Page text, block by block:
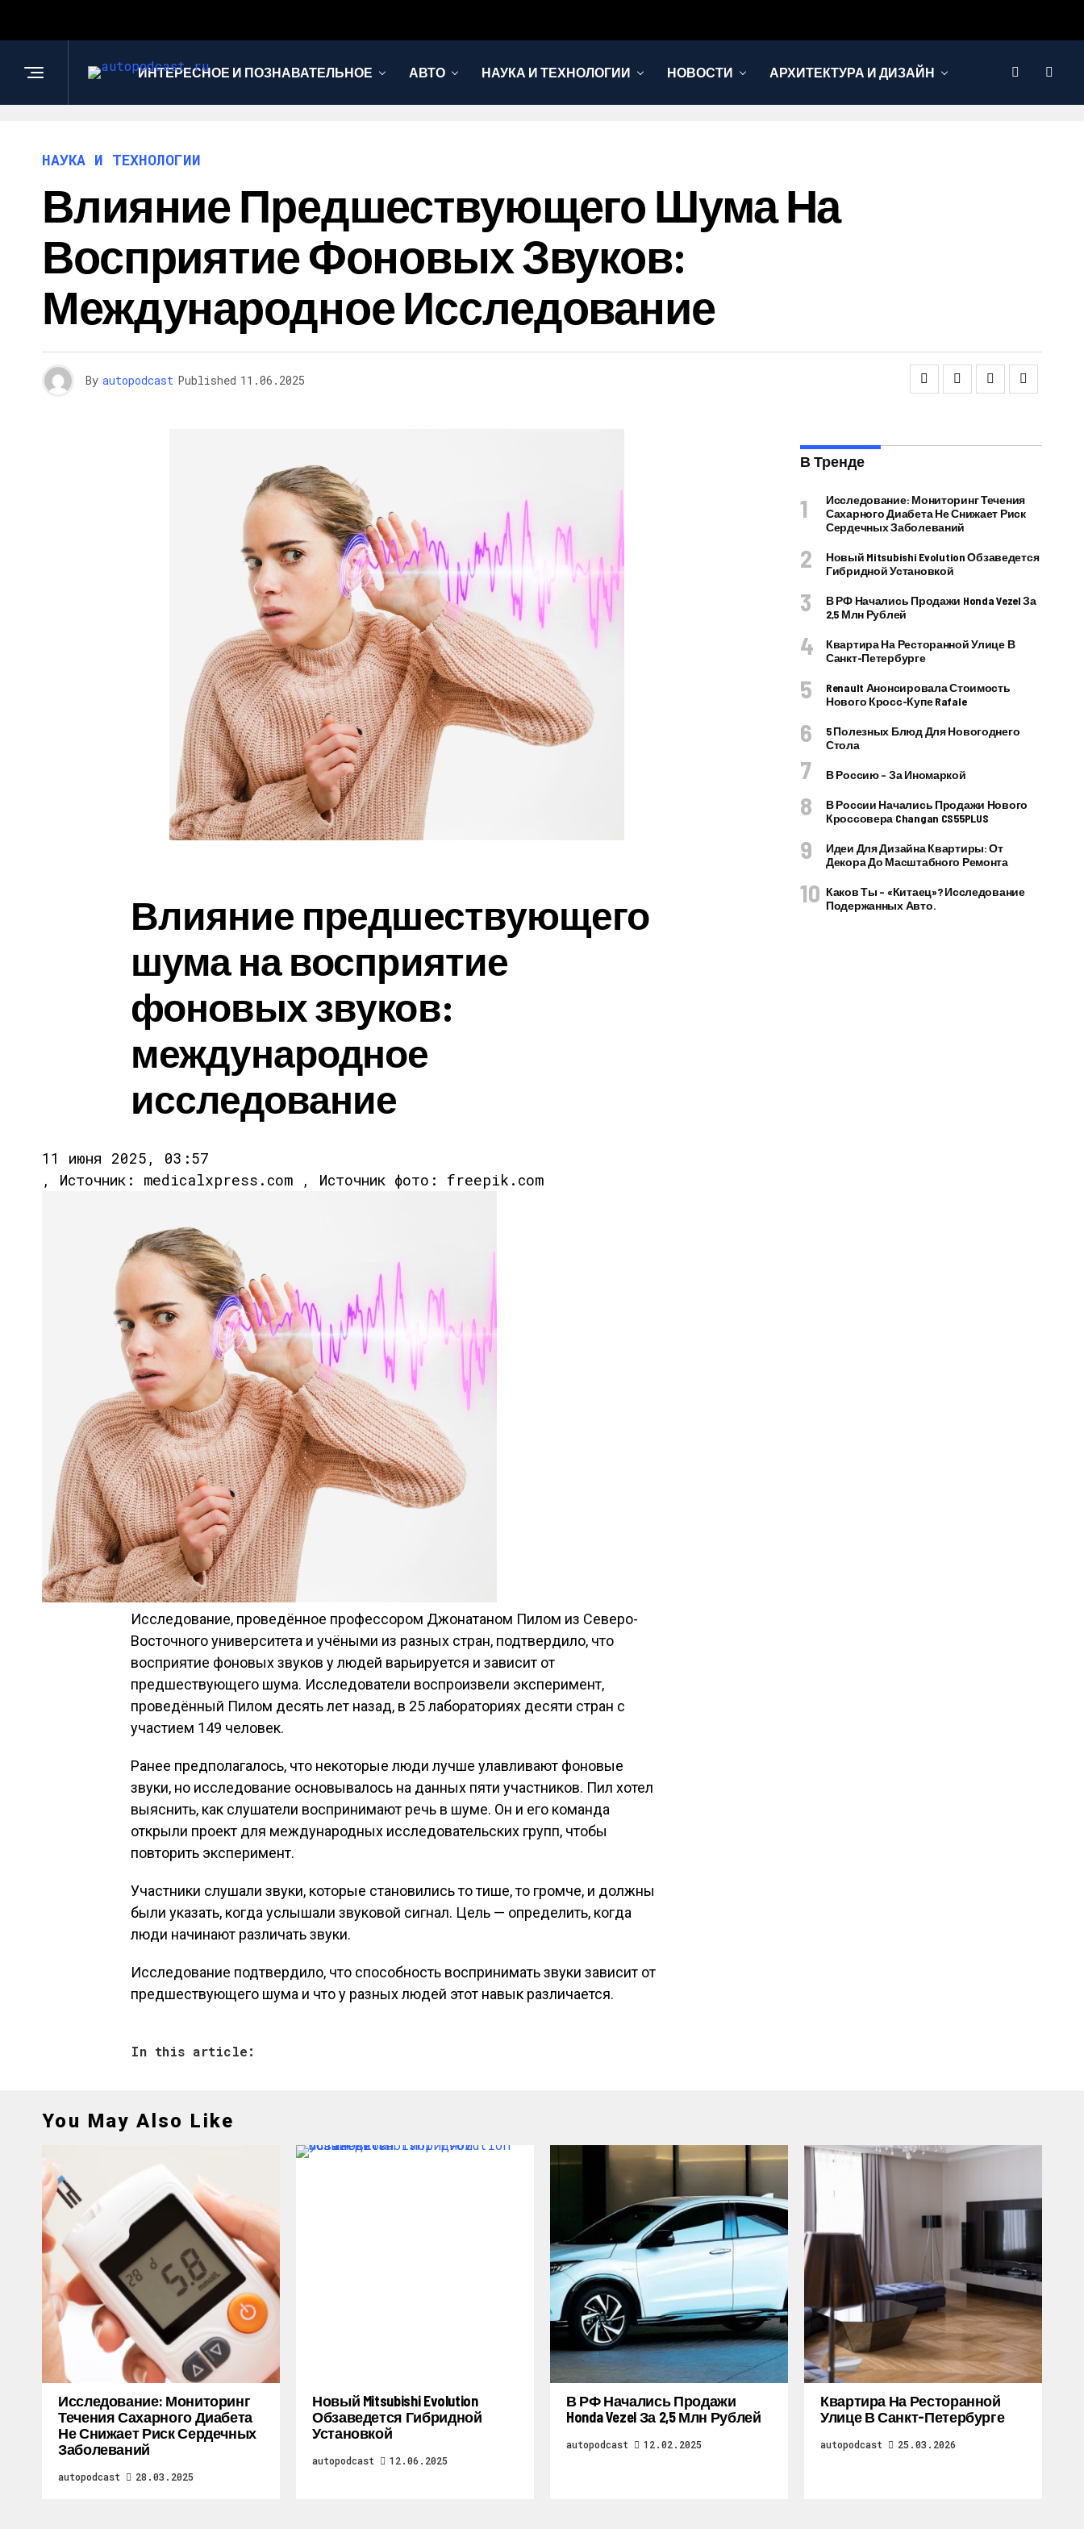
ИНТЕРЕСНОЕ И ПОЗНАВАТЕЛЬНОЕ АВТО НАУКА И ТЕХНОЛОГИИ НОВОСТИ АРХИТЕКТУРА И ДИЗАЙН
НАУКА И ТЕХНОЛОГИИ
Влияние Предшествующего Шума На
Восприятие Фоновых Звуков:
Международное Исследование
By autopodcast Published 11.06.2025
Влияние предшествующего
шума на восприятие
фоновых звуков:
международное
исследование
11 июня 2025, 03:57
, Источник: medicalxpress.com , Источник фото: freepik.com
Исследование, проведённое профессором Джонатаном Пилом из Северо-
Восточного университета и учёными из разных стран, подтвердило, что
восприятие фоновых звуков у людей варьируется и зависит от
предшествующего шума. Исследователи воспроизвели эксперимент,
проведённый Пилом десять лет назад, в 25 лабораториях десяти стран с
участием 149 человек.
Ранее предполагалось, что некоторые люди лучше улавливают фоновые
звуки, но исследование основывалось на данных пяти участников. Пил хотел
выяснить, как слушатели воспринимают речь в шуме. Он и его команда
открыли проект для международных исследовательских групп, чтобы
повторить эксперимент.
Участники слушали звуки, которые становились то тише, то громче, и должны
были указать, когда услышали звуковой сигнал. Цель — определить, когда
люди начинают различать звуки.
Исследование подтвердило, что способность воспринимать звуки зависит от
предшествующего шума и что у разных людей этот навык различается.
In this article:
В Тренде
Исследование: Мониторинг Течения
Сахарного Диабета Не Снижает Риск
Сердечных Заболеваний
Новый Mitsubishi Evolution Обзаведется
Гибридной Установкой
В РФ Начались Продажи Honda Vezel За
2,5 Млн Рублей
Квартира На Ресторанной Улице В
Санкт-Петербурге
Renault Анонсировала Стоимость
Нового Кросс-Купе Rafale
5 Полезных Блюд Для Новогоднего
Стола
В Россию – За Иномаркой
В России Начались Продажи Нового
Кроссовера Changan CS55PLUS
Идеи Для Дизайна Квартиры: От
Декора До Масштабного Ремонта
Каков Ты – «китаец»? Исследование
Подержанных Авто.
You May Also Like
Исследование: Мониторинг
Течения Сахарного Диабета
Не Снижает Риск Сердечных
Заболеваний
autopodcast 28.03.2025
Новый Mitsubishi Evolution
Обзаведется Гибридной
Установкой
autopodcast 12.06.2025
В РФ Начались Продажи
Honda Vezel За 2,5 Млн Рублей
autopodcast 12.02.2025
Квартира На Ресторанной
Улице В Санкт-Петербурге
autopodcast 25.03.2026